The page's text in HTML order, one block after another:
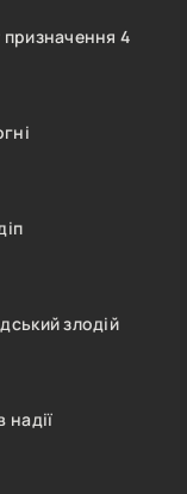
призначення 4
злодій
надії